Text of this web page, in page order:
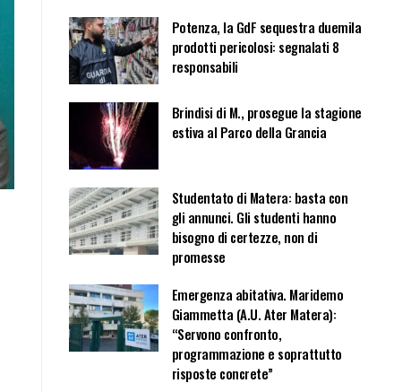
Potenza, la GdF sequestra duemila
prodotti pericolosi: segnalati 8
responsabili
Brindisi di M., prosegue la stagione
estiva al Parco della Grancia
Studentato di Matera: basta con
gli annunci. Gli studenti hanno
bisogno di certezze, non di
promesse
Emergenza abitativa. Maridemo
Giammetta (A.U. Ater Matera):
“Servono confronto,
programmazione e soprattutto
risposte concrete”